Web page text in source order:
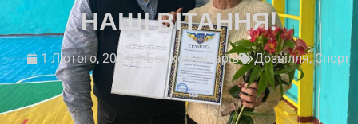
НАШІ ВІТАННЯ!
1 Лютого, 2024 Без коментарів Дозвілля,Спорт